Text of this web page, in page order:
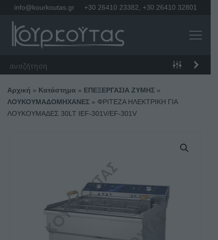
info@kourkoutas.gr +30 26410 23382 +30 26410 32801
Αρχική » Κατάστημα » ΕΠΕΞΕΡΓΑΣΙΑ ΖΥΜΗΣ »
ΛΟΥΚΟΥΜΑΔΟΜΗΧΑΝΕΣ » ΦΡΙΤΕΖΑ ΗΛΕΚΤΡΙΚΗ ΓΙΑ
ΛΟΥΚΟΥΜΑΔΕΣ 30LT IEF-301V/EF-301V